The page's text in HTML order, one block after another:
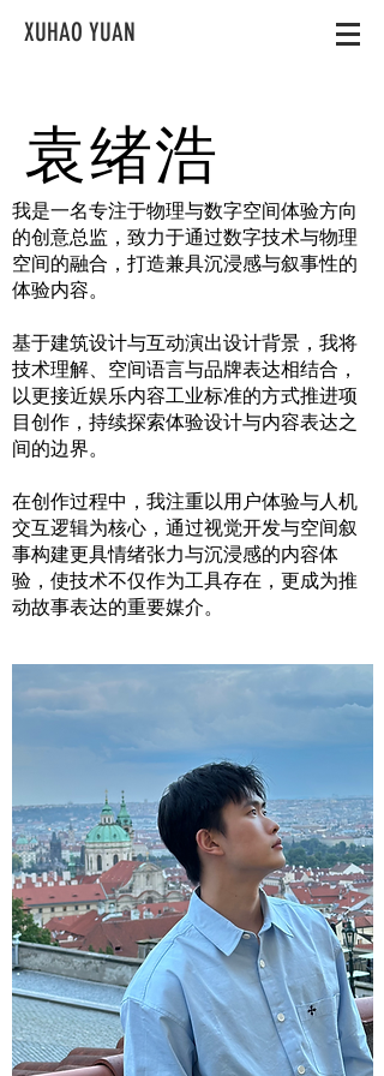
XUHAO YUAN
袁绪浩
我是一名专注于物理与数字空间体验方向
的创意总监，致力于通过数字技术与物理
空间的融合，打造兼具沉浸感与叙事性的
体验内容。
基于建筑设计与互动演出设计背景，我将
技术理解、空间语言与品牌表达相结合，
以更接近娱乐内容工业标准的方式推进项
目创作，持续探索体验设计与内容表达之
间的边界。
在创作过程中，我注重以用户体验与人机
交互逻辑为核心，通过视觉开发与空间叙
事构建更具情绪张力与沉浸感的内容体
验，使技术不仅作为工具存在，更成为推
动故事表达的重要媒介。